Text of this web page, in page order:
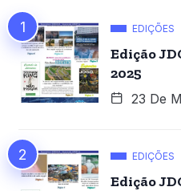
EDIÇÕES
Edição
2025
23 De
EDIÇÕES
Edição